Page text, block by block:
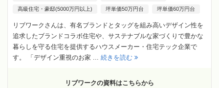
高級住宅・豪邸(5000万円以上) 坪単価50万円台 坪単価60万円台
リブワークさんは、有名ブランドとタッグを組み高いデザイン性を
追求したブランドコラボ住宅や、サステナブルな家づくりで豊かな
暮らしを守る住宅を提供するハウスメーカー・住宅テック企業で
す。 「デザイン重視のお家 ... 続きを読む
リブワークの資料はこちらから